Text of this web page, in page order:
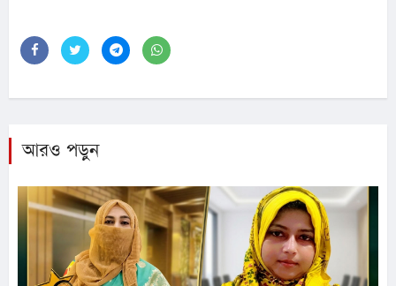
আরও পড়ুন